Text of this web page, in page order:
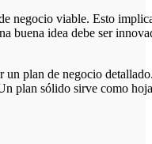
negocio viable. Esto
buena idea debe ser
un plan de negocio
plan sólido sirve como